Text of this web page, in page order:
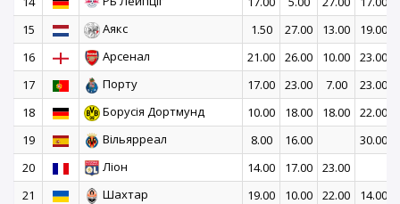
15
Аякс 1.50 27.00 13.00 19.00
16
Арсенал 21.00 26.00 10.00
23.00
17
Порту 17.00 23.00 7.00 23.00
18
Борусія Дортмунд 10.00 18.00 18.00 22.00
19
Вільярреал 8.00 16.00 30.00
20
Ліон 14.00 17.00 23.00
21
Шахтар 19.00 10.00 22.00
14.00